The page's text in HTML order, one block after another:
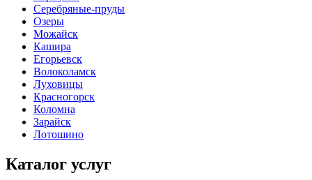
Серебряные-пруды
Озеры
Можайск
Кашира
Егорьевск
Волоколамск
Луховицы
Красногорск
Коломна
Зарайск
Лотошино
Каталог услуг